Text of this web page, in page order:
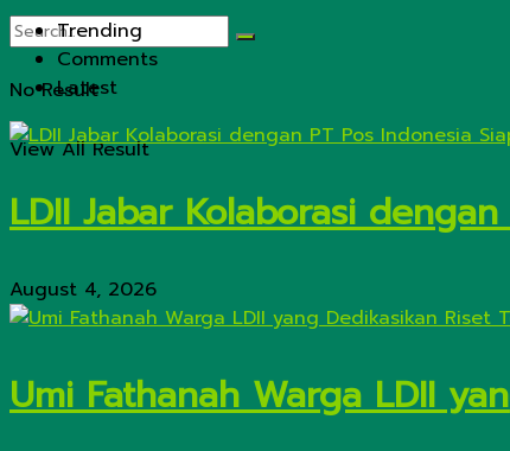
No Result
View All Result
Trending
Comments
Latest
LDII Jabar Kolaborasi
August 4, 2026
Umi Fathanah Warga LDII